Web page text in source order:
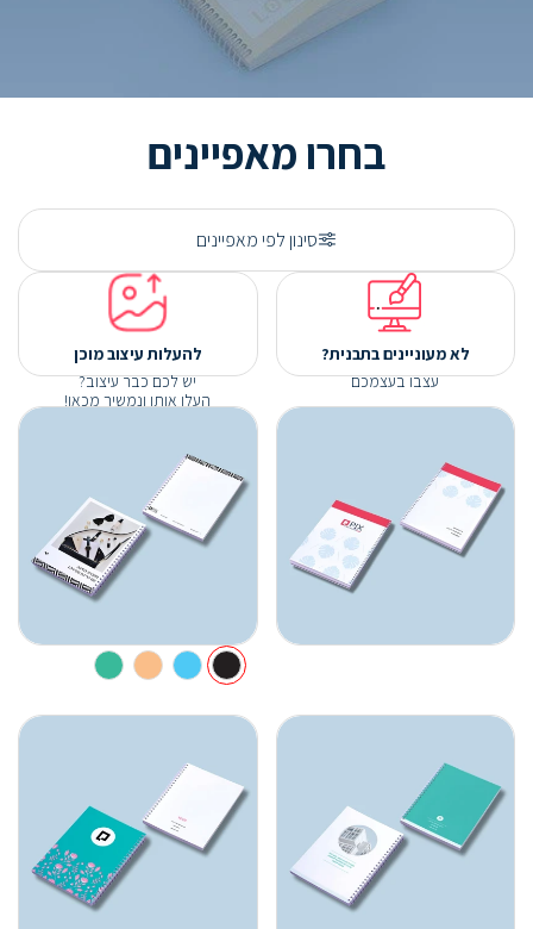
בחרו מאפיינים
סינון לפי מאפיינים
לא מעוניינים בתבנית?
עצבו בעצמכם
להעלות עיצוב מוכן
יש לכם כבר עיצוב?
העלו אותו ונמשיך מכאן!